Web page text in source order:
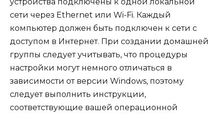
сети через Ethernet или Wi-Fi. Каждый
компьютер должен быть подключен к сети с
доступом в Интернет. При создании домашней
группы следует учитывать, что процедуры
настройки могут немного отличаться в
зависимости от версии Windows, поэтому
следует выполнить инструкции,
соответствующие вашей операционной